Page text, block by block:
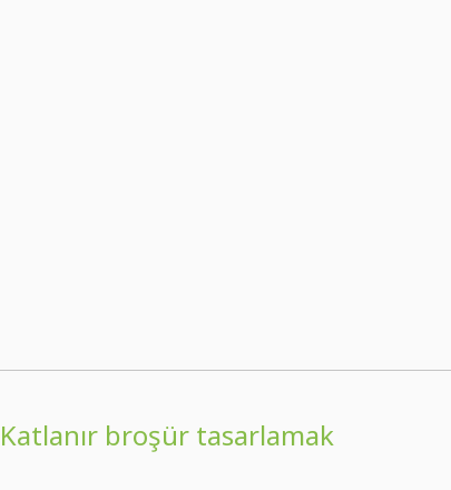
Katlanır broşür tasarlamak